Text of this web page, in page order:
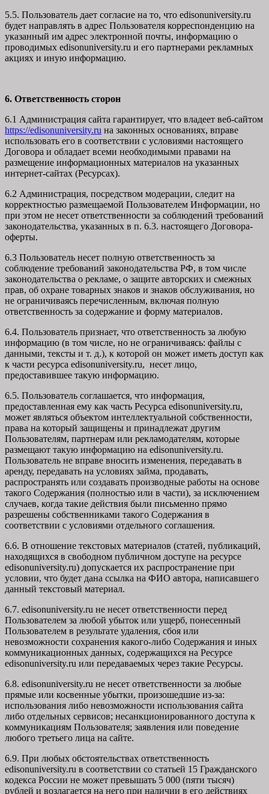
5.5. Пользователь дает согласие на то, что edisonuniversity.ru
будет направлять в адрес Пользователя корреспонденцию на
указанный им адрес электронной почты, информацию о
проводимых edisonuniversity.ru и его партнерами рекламных
акциях и иную информацию.
6. Ответственность сторон
6.1 Администрация сайта гарантирует, что владеет веб-сайтом
https://edisonuniversity.ru на законных основаниях, вправе
использовать его в соответствии с условиями настоящего
Договора и обладает всеми необходимыми правами на
размещение информационных материалов на указанных
интернет-сайтах (Ресурсах).
6.2 Администрация, посредством модерации, следит на
корректностью размещаемой Пользователем Информации, но
при этом не несет ответственности за соблюдений требований
законодательства, указанных в п. 6.3. настоящего Договора-
оферты.
6.3 Пользователь несет полную ответственность за
соблюдение требований законодательства РФ, в том числе
законодательства о рекламе, о защите авторских и смежных
прав, об охране товарных знаков и знаков обслуживания, но
не ограничиваясь перечисленным, включая полную
ответственность за содержание и форму материалов.
6.4. Пользователь признает, что ответственность за любую
информацию (в том числе, но не ограничиваясь: файлы с
данными, тексты и т. д.), к которой он может иметь доступ как
к части ресурса edisonuniversity.ru, несет лицо,
предоставившее такую информацию.
6.5. Пользователь соглашается, что информация,
предоставленная ему как часть Ресурса edisonuniversity.ru,
может являться объектом интеллектуальной собственности,
права на который защищены и принадлежат другим
Пользователям, партнерам или рекламодателям, которые
размещают такую информацию на edisonuniversity.ru.
Пользователь не вправе вносить изменения, передавать в
аренду, передавать на условиях займа, продавать,
распространять или создавать производные работы на основе
такого Содержания (полностью или в части), за исключением
случаев, когда такие действия были письменно прямо
разрешены собственниками такого Содержания в
соответствии с условиями отдельного соглашения.
6.6. В отношение текстовых материалов (статей, публикаций,
находящихся в свободном публичном доступе на ресурсе
edisonuniversity.ru) допускается их распространение при
условии, что будет дана ссылка на ФИО автора, написавшего
данный текстовый материал.
6.7. edisonuniversity.ru не несет ответственности перед
Пользователем за любой убыток или ущерб, понесенный
Пользователем в результате удаления, сбоя или
невозможности сохранения какого-либо Содержания и иных
коммуникационных данных, содержащихся на Ресурсе
edisonuniversity.ru или передаваемых через такие Ресурсы.
6.8. edisonuniversity.ru не несет ответственности за любые
прямые или косвенные убытки, произошедшие из-за:
использования либо невозможности использования сайта
либо отдельных сервисов; несанкционированного доступа к
коммуникациям Пользователя; заявления или поведение
любого третьего лица на сайте.
6.9. При любых обстоятельствах ответственность
edisonuniversity.ru в соответствии со статьей 15 Гражданского
кодекса России не может превышать 5 000 (пяти тысяч)
рублей и возлагается на него при наличии в его действиях